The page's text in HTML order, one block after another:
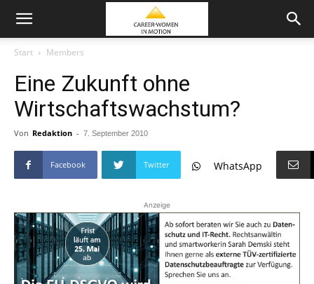
Start Members
Eine Zukunft ohne
Wirtschaftswachstum?
Von Redaktion - 7. September 2010
Facebook Twitter WhatsApp
Anzeige